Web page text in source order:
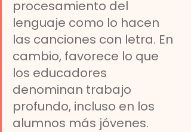
procesamiento del
lenguaje como lo hacen
las canciones con letra. En
cambio, favorece lo que
los educadores
denominan trabajo
profundo, incluso en los
alumnos más jóvenes.